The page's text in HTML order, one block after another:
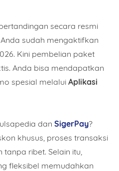
secara resmi
sudah mengaktifkan
Kini pembelian paket
Anda bisa mendapatkan
spesial melaluiAplikasi
danSigerPay?
khusus, proses transaksi
ribet. Selain itu,
fleksibel memudahkan